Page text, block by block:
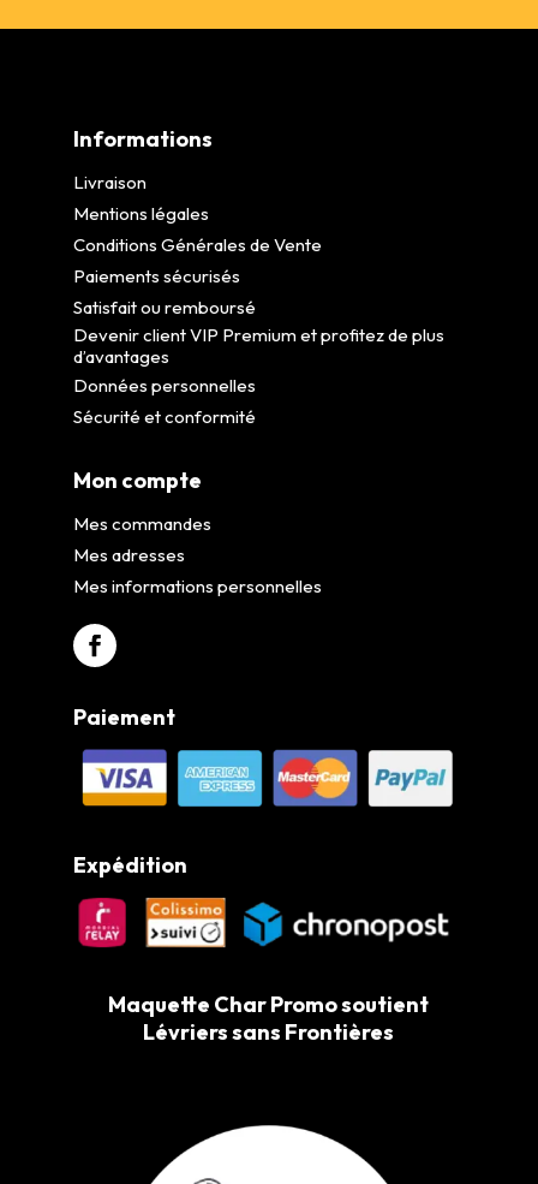
Informations
Livraison
Mentions légales
Conditions Générales de Vente
Paiements sécurisés
Satisfait ou remboursé
Devenir client VIP Premium et profitez de plus
d’avantages
Données personnelles
Sécurité et conformité
Mon compte
Mes commandes
Mes adresses
Mes informations personnelles
Paiement
Expédition
Maquette Char Promo soutient
Lévriers sans Frontières